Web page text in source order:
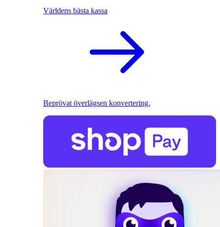
Världens bästa kassa
Beprövat överlägsen konvertering.